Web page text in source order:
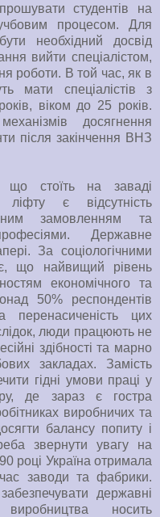
студентів на
процесом. Для
необхідний досвід
вийти спеціалістом,
роботи. В той час, як в
мати спеціалістів з
віком до 25 років.
досягнення
після закінчення ВНЗ
що стоїть на заваді
ліфту є відсутність
замовленням та
Державне
За соціологічними
що найвищий рівень
економічного та
50% респондентів
цих
люди працюють не
здібності та марно
закладах. Замість
гідні умови праці у
де зараз є гостра
виробничих та
балансу попиту і
звернути увагу на
році Україна отримала
заводи та фабрики.
державні
носить